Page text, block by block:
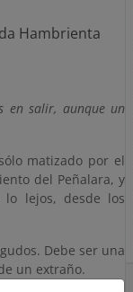
en salir, aunque un
matizado por el
del Peñalara, y
lo lejos, desde los
Debe ser una
un extraño.